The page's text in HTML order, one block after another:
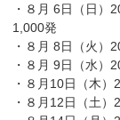
・８月 6日（日
1,000発
・８月 8日（火
・８月 9日（水
・８月10日（木
・８月12日（土）